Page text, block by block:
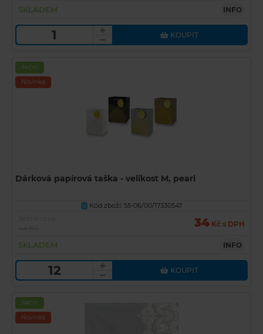
SKLADEM INFO
KOUPIT
Akční
Novinka
Dárková papírová taška - velikost M, pearl
U
Kód zboží: 55-06/00/17330547
34 Kč s DPH
SKLADEM INFO
KOUPIT
Akční
Novinka